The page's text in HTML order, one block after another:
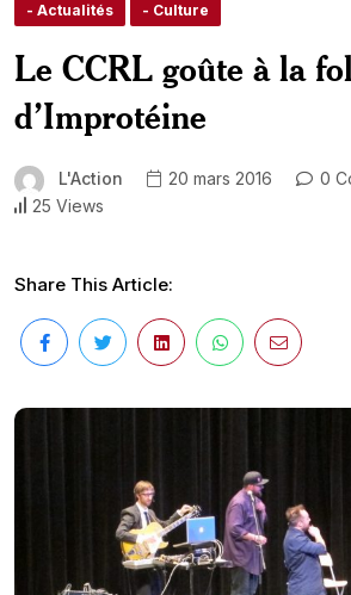
- Actualités - Culture
Le CCRL goûte à la
d’Improtéine
L'Action 20 mars 2016
0
25 Views
Share This Article: